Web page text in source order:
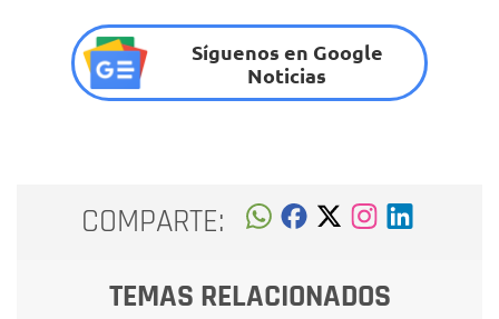
Síguenos en Google
Noticias
COMPARTE:
TEMAS RELACIONADOS